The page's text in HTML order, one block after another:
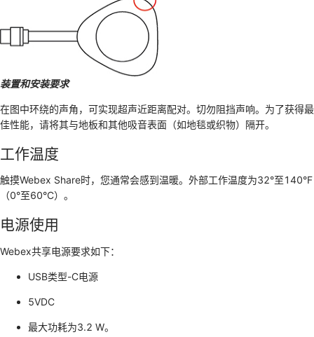
装置和安装要求
在图中环绕的声角，可实现超声近距离配对。切勿阻挡声响。为了获得最
佳性能，请将其与地板和其他吸音表面（如地毯或织物）隔开。
工作温度
触摸Webex Share时，您通常会感到温暖。外部工作温度为32°至140°F
（0°至60°C）。
电源使用
Webex共享电源要求如下：
USB类型-C电源
5VDC
最大功耗为3.2 W。